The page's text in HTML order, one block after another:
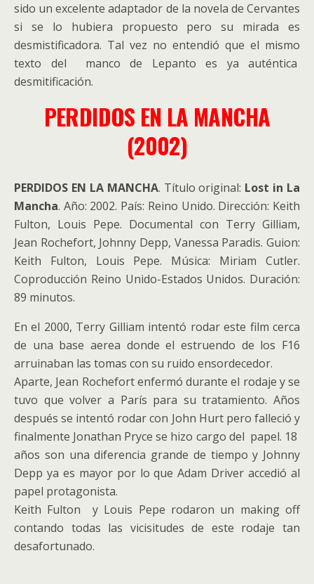
sido un excelente adaptador de la novela de Cervantes
si se lo hubiera propuesto pero su mirada es
desmistificadora. Tal vez no entendió que el mismo
texto del manco de Lepanto es ya auténtica
desmitificación.
PERDIDOS EN LA MANCHA
(2002)
PERDIDOS EN LA MANCHA. Título original: Lost in La
Mancha. Año: 2002. País: Reino Unido. Dirección: Keith
Fulton, Louis Pepe. Documental con Terry Gilliam,
Jean Rochefort, Johnny Depp, Vanessa Paradis. Guion:
Keith Fulton, Louis Pepe. Música: Miriam Cutler.
Coproducción Reino Unido-Estados Unidos. Duración:
89 minutos.
En el 2000, Terry Gilliam intentó rodar este film cerca
de una base aerea donde el estruendo de los F16
arruinaban las tomas con su ruido ensordecedor.
Aparte, Jean Rochefort enfermó durante el rodaje y se
tuvo que volver a París para su tratamiento. Años
después se intentó rodar con John Hurt pero falleció y
finalmente Jonathan Pryce se hizo cargo del papel. 18
años son una diferencia grande de tiempo y Johnny
Depp ya es mayor por lo que Adam Driver accedió al
papel protagonista.
Keith Fulton y Louis Pepe rodaron un making off
contando todas las vicisitudes de este rodaje tan
desafortunado.